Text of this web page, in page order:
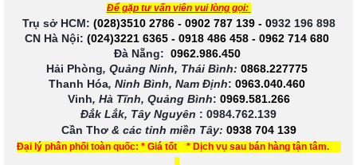
Để gặp tư vấn viên vui lòng gọi:
Trụ sở HCM: (028)3510 2786 - 0902 787 139- 0932 196 898
CN Hà Nội: (024)3221 6365 - 0918 486 458 - 0962 714 680
Đà Nẵng: 0962.986.450
Hải Phòng, Quảng Ninh, Thái Bình: 0868.227775
Thanh Hóa, Ninh Bình, Nam Định: 0963.040.460
Vinh, Hà Tĩnh, Quảng Bình: 0969.581.266
Đắk Lắk, Tây Nguyên : 0984.762.139
Cần Thơ & các tỉnh miền Tây: 0938 704 139
Đại lý phân phối toàn quốc: * Giá tốt * Dịch vụ sau bán hàng tận tâm.